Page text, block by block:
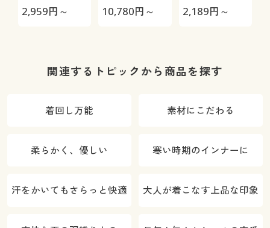
バレンチノ)
2,959円～
ーズ4E(リナ
10,780円～
トランクス/綿
2,189円～
関連するトピックから商品を探す
着回し万能 素材にこだわる
柔らかく、優しい 寒い時期のインナーに
汗をかいてもさらっと快適 大人が着こなす上品な印象